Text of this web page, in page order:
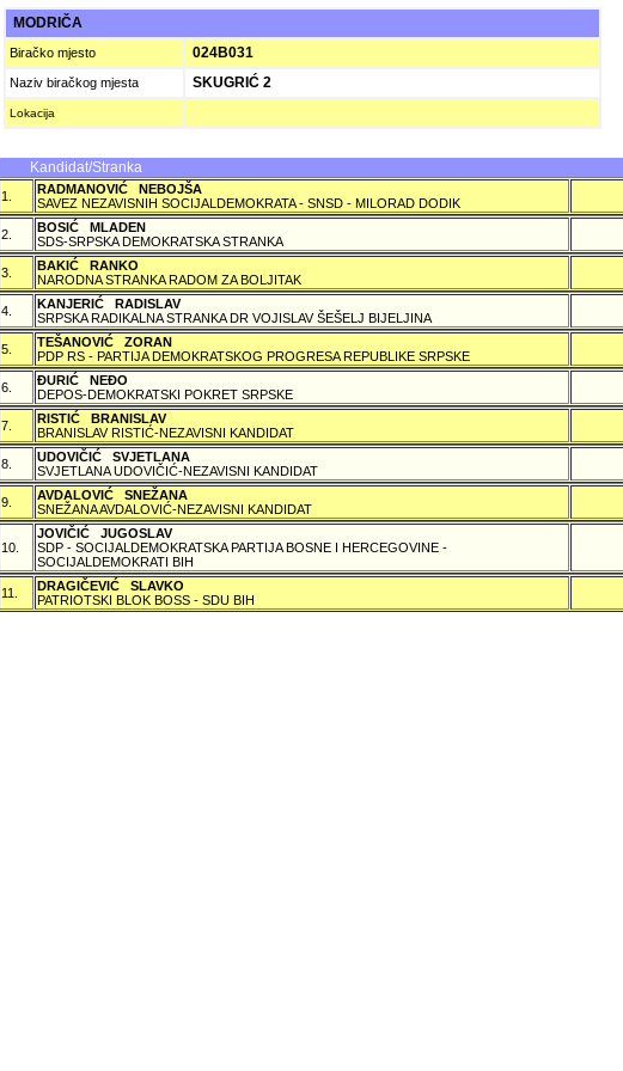
MODRIČA
Biračko mjesto 024B031
Naziv biračkog mjesta SKUGRIĆ 2
Lokacija
Kandidat/Stranka
1.
RADMANOVIĆ NEBOJŠA
SAVEZ NEZAVISNIH SOCIJALDEMOKRATA - SNSD - MILORAD DODIK
2.
BOSIĆ MLADEN
SDS-SRPSKA DEMOKRATSKA STRANKA
3.
BAKIĆ RANKO
NARODNA STRANKA RADOM ZA BOLJITAK
4.
KANJERIĆ RADISLAV
SRPSKA RADIKALNA STRANKA DR VOJISLAV ŠEŠELJ BIJELJINA
5.
TEŠANOVIĆ ZORAN
PDP RS - PARTIJA DEMOKRATSKOG PROGRESA REPUBLIKE SRPSKE
6.
ÐURIĆ NEÐO
DEPOS-DEMOKRATSKI POKRET SRPSKE
7.
RISTIĆ BRANISLAV
BRANISLAV RISTIĆ-NEZAVISNI KANDIDAT
8.
UDOVIČIĆ SVJETLANA
SVJETLANA UDOVIČIĆ-NEZAVISNI KANDIDAT
9.
AVDALOVIĆ SNEŽANA
SNEŽANA AVDALOVIĆ-NEZAVISNI KANDIDAT
10.
JOVIČIĆ JUGOSLAV
SDP - SOCIJALDEMOKRATSKA PARTIJA BOSNE I HERCEGOVINE -
SOCIJALDEMOKRATI BIH
11.
DRAGIČEVIĆ SLAVKO
PATRIOTSKI BLOK BOSS - SDU BIH